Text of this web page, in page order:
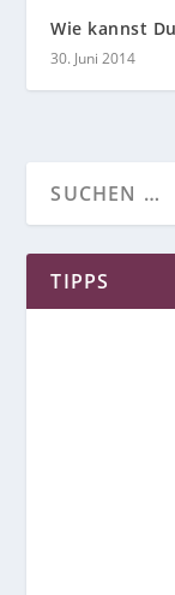
Wie kannst
30. Juni 2014
TIPPS